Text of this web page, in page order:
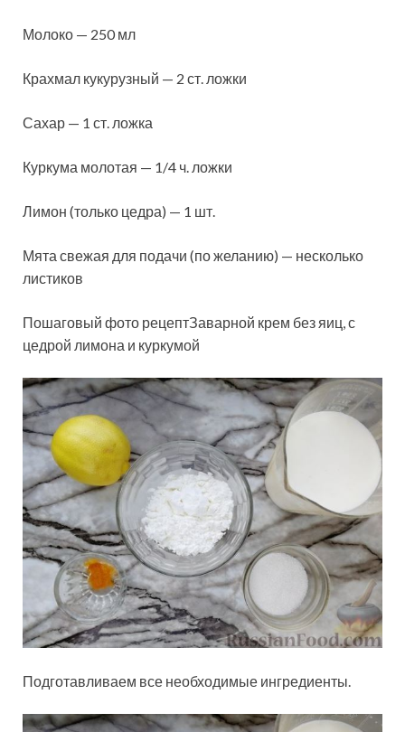
Молоко — 250 мл
Крахмал кукурузный — 2 ст. ложки
Сахар — 1 ст. ложка
Куркума молотая — 1/4 ч. ложки
Лимон (только цедра) — 1 шт.
Мята свежая для подачи (по желанию) — несколько
листиков
Пошаговый фото рецептЗаварной крем без яиц, с
цедрой лимона и куркумой
Подготавливаем все необходимые ингредиенты.